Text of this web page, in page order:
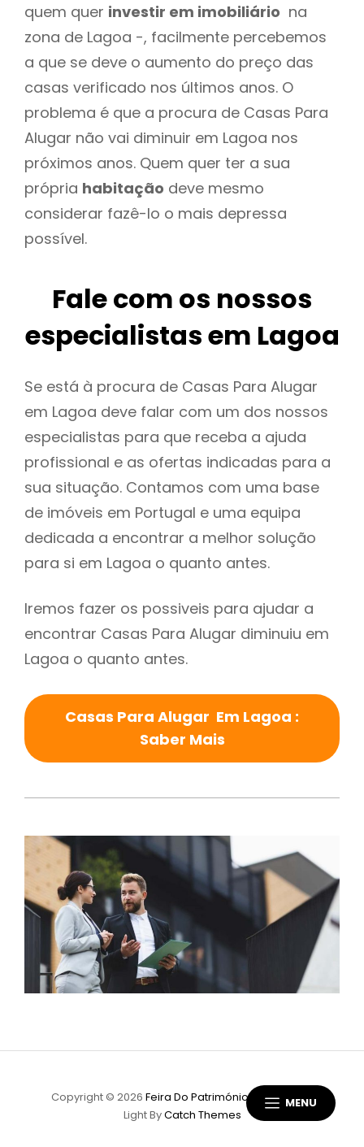
MENU
quem quer investir em imobiliário na
zona de Lagoa -, facilmente percebemos
a que se deve o aumento do preço das
casas verificado nos últimos anos. O
problema é que a procura de Casas Para
Alugar não vai diminuir em Lagoa nos
próximos anos. Quem quer ter a sua
própria habitação deve mesmo
considerar fazê-lo o mais depressa
possível.
Fale com os nossos
especialistas em Lagoa
Se está à procura de Casas Para Alugar
em Lagoa deve falar com um dos nossos
especialistas para que receba a ajuda
profissional e as ofertas indicadas para a
sua situação. Contamos com uma base
de imóveis em Portugal e uma equipa
dedicada a encontrar a melhor solução
para si em Lagoa o quanto antes.
Iremos fazer os possiveis para ajudar a
encontrar Casas Para Alugar diminuiu em
Lagoa o quanto antes.
Casas Para Alugar Em Lagoa :
Saber Mais
Copyright © 2026 Feira Do Património|
Scapeshot
Light ByCatch Themes